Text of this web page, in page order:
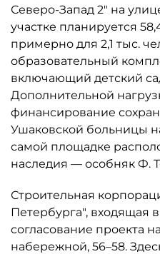
Северо-Запад 2" на
участке планируется
примерно для 2,1 тыс.
образовательный
включающий детский
Дополнительной
финансирование
Ушаковской больницы
самой площадке
наследия — особняк Ф.
Строительная
Петербурга", входящая
согласование проекта
набережной, 56–58.